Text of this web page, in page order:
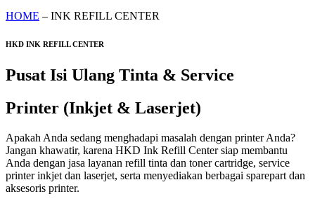
HOME – INK REFILL CENTER
HKD INK REFILL CENTER
Pusat Isi Ulang Tinta & Service
Printer (Inkjet & Laserjet)
Apakah Anda sedang menghadapi masalah dengan printer Anda?
Jangan khawatir, karena HKD Ink Refill Center siap membantu
Anda dengan jasa layanan refill tinta dan toner cartridge, service
printer inkjet dan laserjet, serta menyediakan berbagai sparepart dan
aksesoris printer.